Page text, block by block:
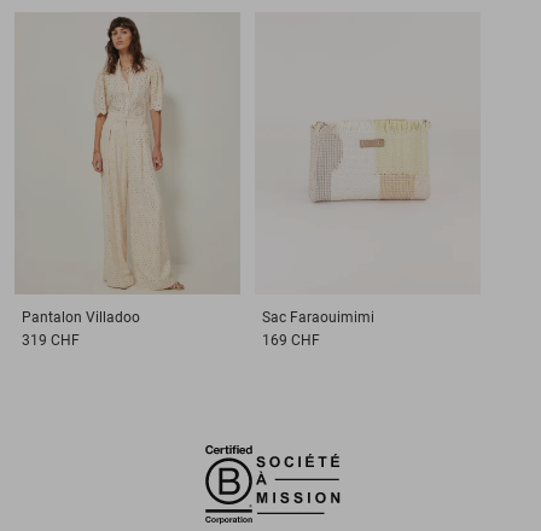
Pantalon Villadoo
319 CHF
Sac Faraouimimi
169 CHF